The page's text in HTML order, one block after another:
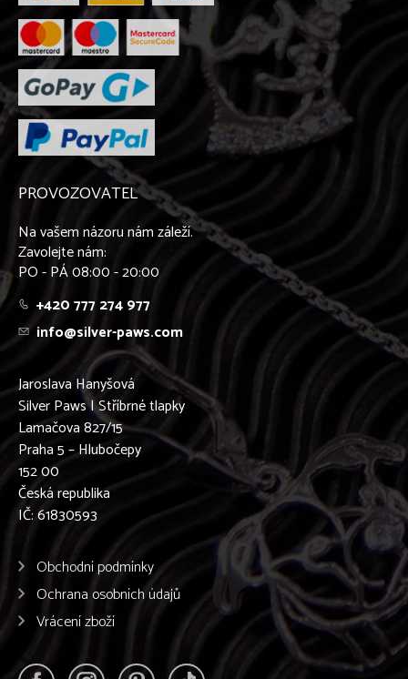
PROVOZOVATEL
Na vašem názoru nám záleží.
Zavolejte nám:
PO - PÁ 08:00 - 20:00
+420 777 274 977
info@silver-paws.com
Jaroslava Hanyšová
Silver Paws | Stříbrné tlapky
Lamačova 827/15
Praha 5 – Hlubočepy
152 00
Česká republika
IČ: 61830593
Obchodní podmínky
Ochrana osobních údajů
Vrácení zboží